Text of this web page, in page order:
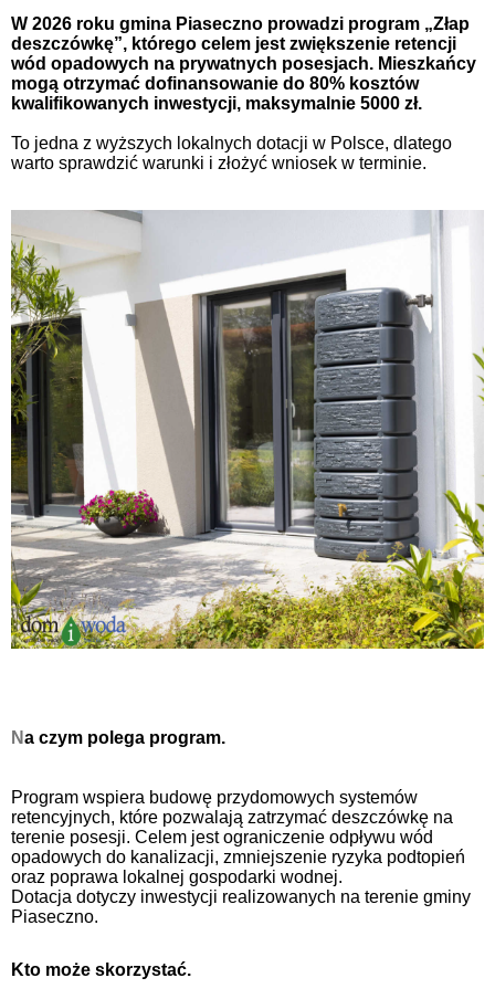
W 2026 roku gmina Piaseczno prowadzi program „Złap
deszczówkę”, którego celem jest zwiększenie retencji
wód opadowych na prywatnych posesjach. Mieszkańcy
mogą otrzymać dofinansowanie do 80% kosztów
kwalifikowanych inwestycji, maksymalnie 5000 zł.
To jedna z wyższych lokalnych dotacji w Polsce, dlatego
warto sprawdzić warunki i złożyć wniosek w terminie.
Na czym polega program.
Program wspiera budowę przydomowych systemów
retencyjnych, które pozwalają zatrzymać deszczówkę na
terenie posesji. Celem jest ograniczenie odpływu wód
opadowych do kanalizacji, zmniejszenie ryzyka podtopień
oraz poprawa lokalnej gospodarki wodnej.
Dotacja dotyczy inwestycji realizowanych na terenie gminy
Piaseczno.
Kto może skorzystać.